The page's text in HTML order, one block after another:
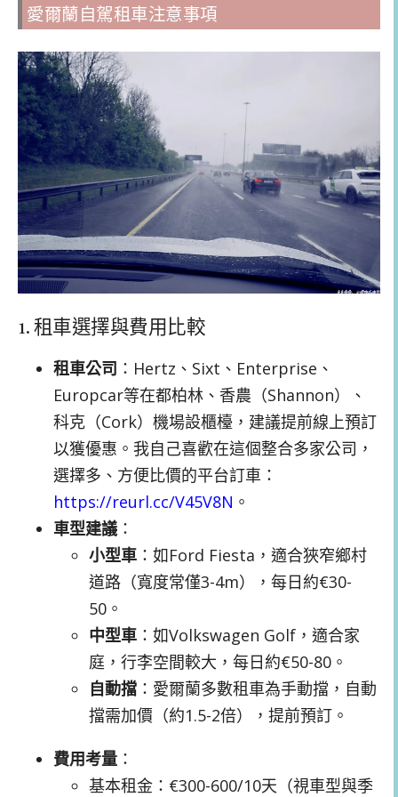
愛爾蘭自駕租車注意事項
1. 租車選擇與費用比較
租車公司 ：Hertz、Sixt、Enterprise、
Europcar等在都柏林、香農（Shannon）、
科克（Cork）機場設櫃檯，建議提前線上預訂
以獲優惠。我自己喜歡在這個整合多家公司，
選擇多、方便比價的平台訂車：
https://reurl.cc/V45V8N 。
車型建議 ：
小型車 ：如Ford Fiesta，適合狹窄鄉村
道路（寬度常僅3-4m），每日約€30-
50。
中型車 ：如Volkswagen Golf，適合家
庭，行李空間較大，每日約€50-80。
自動擋 ：愛爾蘭多數租車為手動擋，自動
擋需加價（約1.5-2倍），提前預訂。
費用考量 ：
基本租金：€300-600/10天（視車型與季